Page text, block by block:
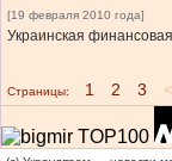
[19 февраля 2010 года]
Украинская
Страницы: 1 2 3